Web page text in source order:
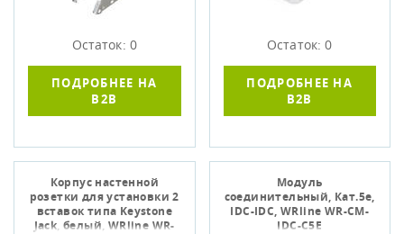
Остаток: 0
ПОДРОБНЕЕ НА
B2B
Остаток: 0
ПОДРОБНЕЕ НА
B2B
Корпус настенной
розетки для установки 2
вставок типа Keystone
Jack, белый, WRline WR-
Модуль
соединительный, Кат.5e,
IDC-IDC, WRline WR-CM-
IDC-C5E